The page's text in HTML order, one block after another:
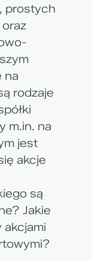
prostych
na
rodzaje
m.in. na
jest
akcje
są
Jakie
akcjami